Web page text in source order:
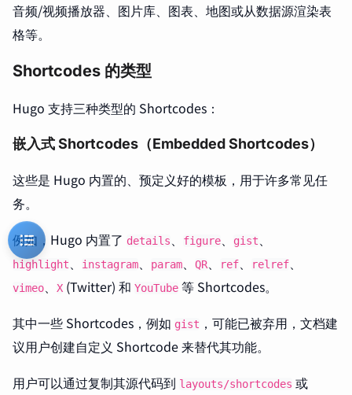
音频/视频播放器、图片库、图表、地图或从数据源渲染表
格等。
Shortcodes 的类型
Hugo 支持三种类型的 Shortcodes：
嵌入式 Shortcodes（Embedded Shortcodes）
这些是 Hugo 内置的、预定义好的模板，用于许多常见任
务。
例如，Hugo 内置了 details、 figure、 gist、
highlight、 instagram、 param、 QR、 ref、 relref、
vimeo、 X (Twitter) 和 YouTube 等 Shortcodes。
其中一些 Shortcodes，例如 gist ，可能已被弃用，文档建
议用户创建自定义 Shortcode 来替代其功能。
用户可以通过复制其源代码到 layouts/shortcodes 或